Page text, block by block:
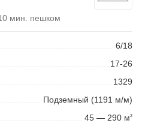
мин. пешком
6/18
17-26
1329
Подземный (1191 м/м)
45 — 290 м2